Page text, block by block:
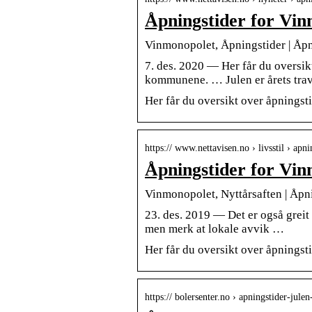
Åpningstider for
Vinmonopolet, Åpningstider |
7. des. 2020 — Her får du
kommunene. … Julen er årets
Her får du oversikt over
https:// www.nettavisen.no › livsstil ›
Åpningstider for
Vinmonopolet, Nyttårsaften |
23. des. 2019 — Det er også
men merk at lokale avvik …
Her får du oversikt over
https:// bolersenter.no › apningstider-